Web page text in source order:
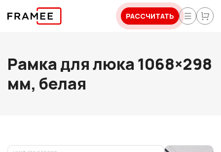
РАССЧИТАТЬ
Рамка для люка 1068×298
мм, белая